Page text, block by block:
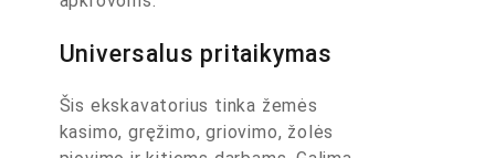
Universalus pritaikymas
Šis ekskavatorius tinka žemės
kasimo, gręžimo, griovimo, žolės